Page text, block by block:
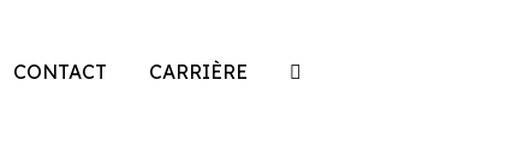
CONTACT CARRIÈRE